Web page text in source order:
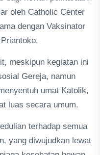
oleh Catholic Center
dengan Vaksinator
meskipun kegiatan ini
Gereja, namun
umat Katolik,
luas secara umum.
terhadap semua
yang diwujudkan lewat